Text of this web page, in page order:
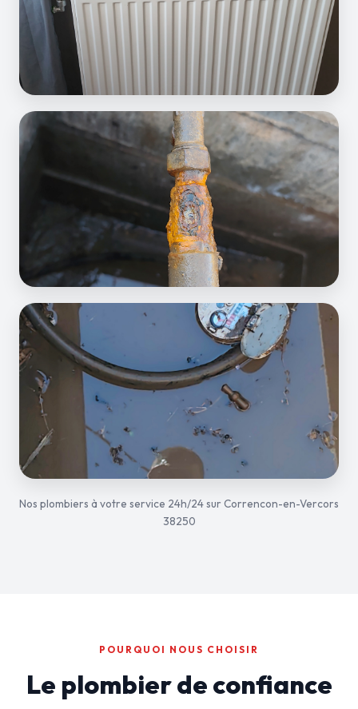
Nos plombiers à votre service 24h/24 sur Correncon-en-Vercors
38250
POURQUOI NOUS CHOISIR
Le plombier de confiance